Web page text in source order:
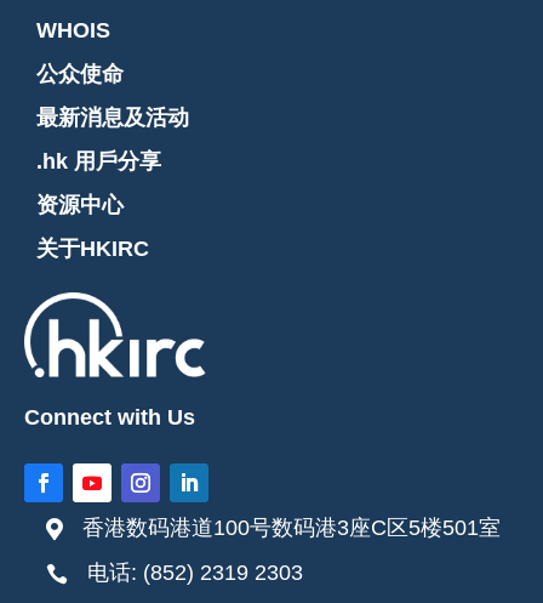
WHOIS
公众使命
最新消息及活动
.hk 用戶分享
资源中心
关于HKIRC
Connect with Us
 香港数码港道100号数码港3座C区5楼501室
 电话: (852) 2319 2303